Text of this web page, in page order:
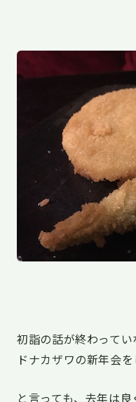
初詣の話が終わって
ドナカザワの新年会を
と言っても、去年は